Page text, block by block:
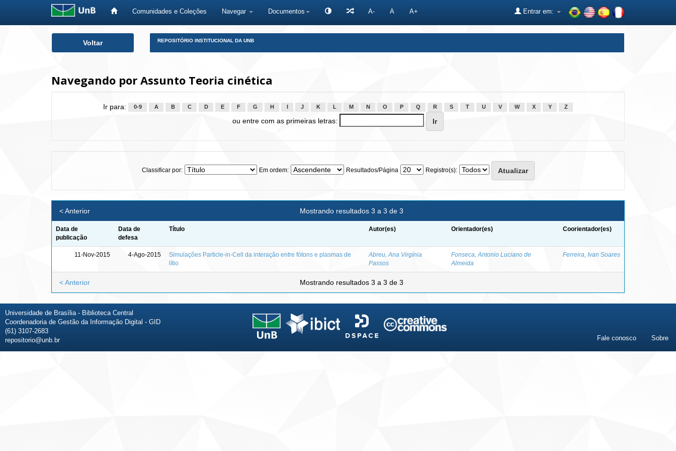
Comunidades e Coleções Navegar Documentos A- A A+ Entrar em:
Voltar REPOSITÓRIO INSTITUCIONAL DA UNB
Navegando por Assunto Teoria cinética
Ir para: 0-9 A B C D E F G H J K L M N O P Q R S T U V W X Y Z
ou entre com as primeiras letras:
Classificar por: Em ordem: Resultados/Página Registro(s):
Mostrando resultados 3 a 3 de 3
< Anterior
Data de
publicação
Data de
defesa
Título Autor(es) Orientador(es) Coorientador(es)
11-Nov-2015 4-Ago-2015
Simulações Particle-in-Cell da interação entre fótons e plasmas de
lítio
Abreu, Ana Virgínia
Passos
Fonseca, Antonio Luciano de
Almeida
Ferreira, Ivan Soares
Mostrando resultados 3 a 3 de 3
< Anterior
Universidade de Brasília - Biblioteca Central
Coordenadoria de Gestão da Informação Digital - GID
(61) 3107-2683
repositorio@unb.br
Fale conosco Sobre